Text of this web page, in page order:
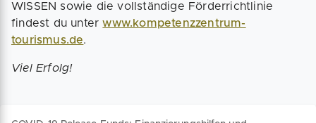
WISSEN sowie die vollständige Förderrichtlinie
findest du unterwww.kompetenzzentrum-
tourismus.de.
Viel Erfolg!